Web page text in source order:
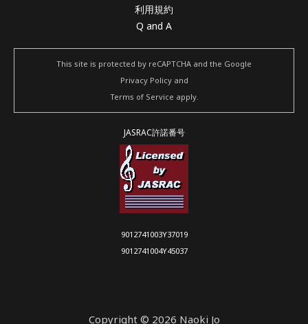
利用規約
Q and A
This site is protected by reCAPTCHA and the Google
Privacy Policyand
Terms of Service apply.
JASRAC許諾番号
9012741003Y37019
9012741004Y45037
Copyright © 2026 Naoki Jo